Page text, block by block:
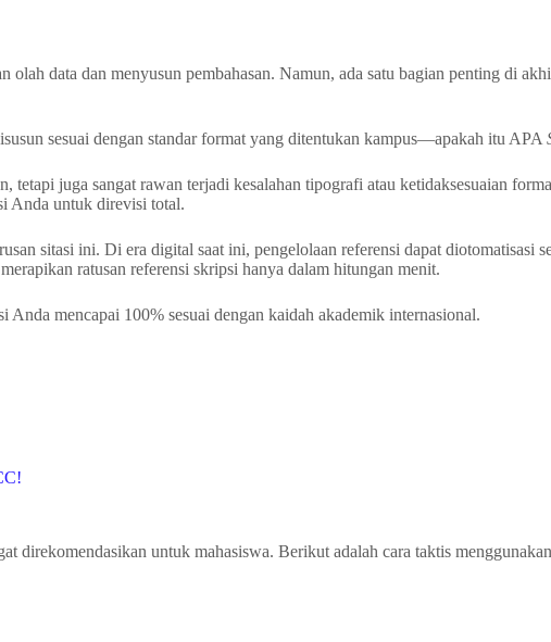
data dan menyusun pembahasan. Namun, ada satu bagian penting di
sesuai dengan standar format yang ditentukan kampus—apakah itu APA
juga sangat rawan terjadi kesalahan tipografi atau ketidaksesuaian
Anda untuk direvisi total.
sitasi ini. Di era digital saat ini, pengelolaan referensi dapat diotomatisasi
ratusan referensi skripsi hanya dalam hitungan menit.
mencapai 100% sesuai dengan kaidah akademik internasional.
direkomendasikan untuk mahasiswa. Berikut adalah cara taktis